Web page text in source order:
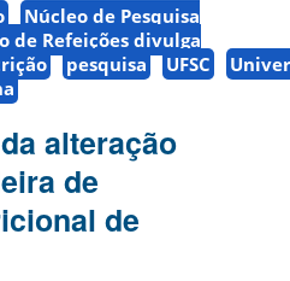
Núcleo de Pesquisa
de Refeições divulga
pesquisa UFSC
alteração
de
de